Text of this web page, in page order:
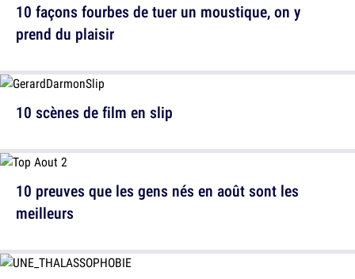
10 scènes de film en slip
10 façons fourbes de tuer un moustique, on y
prend du plaisir
10 preuves que les gens nés en août sont les
meilleurs